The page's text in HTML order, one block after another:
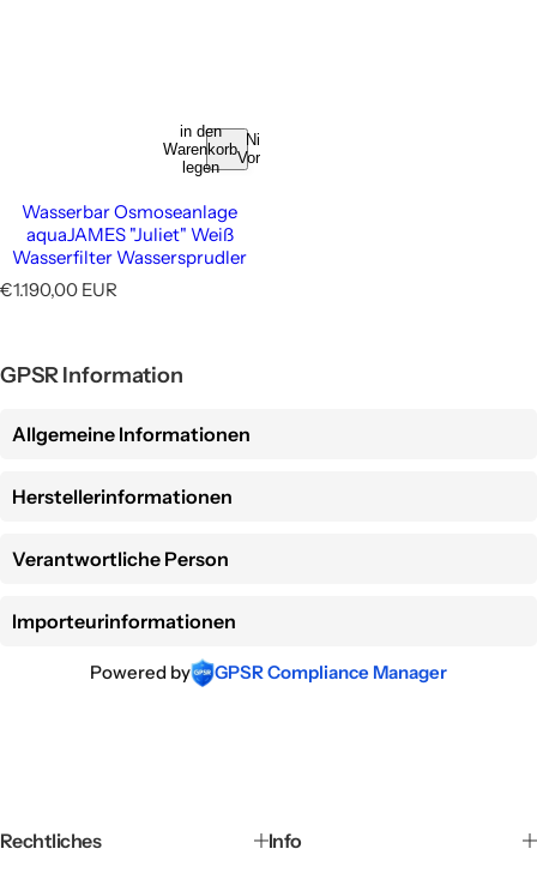
in den
Warenkorb
legen
Nicht
Vorrätig
Wasserbar Osmoseanlage
aquaJAMES "Juliet" Weiß
Wasserfilter Wassersprudler
N
a
€1.190,00 EUR
GPSR Information
Allgemeine Informationen
Herstellerinformationen
Verantwortliche Person
Importeurinformationen
Powered by GPSR Compliance Manager
Rechtliches Info